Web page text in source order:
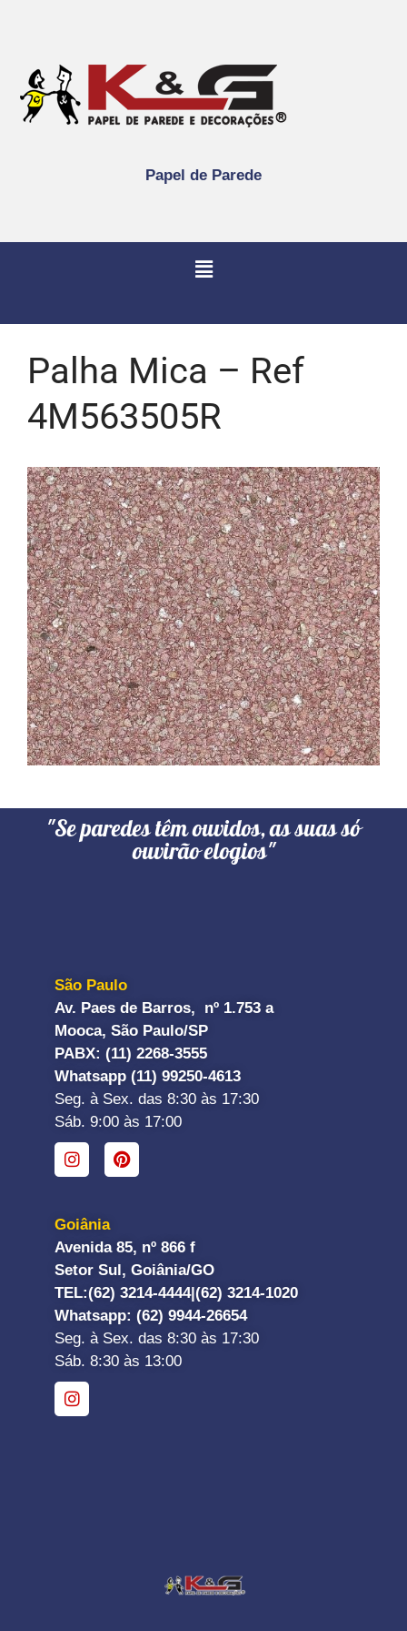
Papel de Parede
Palha Mica – Ref
4M563505R
"Se paredes têm ouvidos, as suas só
ouvirão elogios"
São Paulo
Av. Paes de Barros, nº 1.753 a
Mooca, São Paulo/SP
PABX: (11) 2268-3555
Whatsapp (11) 99250-4613
Seg. à Sex. das 8:30 às 17:30
Sáb. 9:00 às 17:00
Goiânia
Avenida 85, nº 866 f
Setor Sul, Goiânia/GO
TEL:(62) 3214-4444|(62) 3214-1020
Whatsapp: (62) 9944-26654
Seg. à Sex. das 8:30 às 17:30
Sáb. 8:30 às 13:00